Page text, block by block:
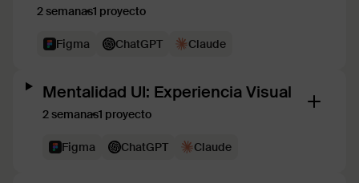
2 semanas1 proyecto
Figma ChatGPT Claude
Mentalidad UI: Experiencia Visual
2 semanas1 proyecto
Figma ChatGPT Claude